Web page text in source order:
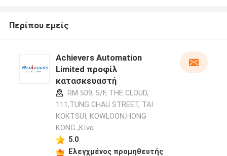
Περίπου εμείς
Achievers Automation
Limited προφίλ
κατασκευαστή
RM 509, 5/F, THE CLOUD,
111,TUNG CHAU STREET, TAI
KOKTSUI, KOWLOON,HONG
KONG ,Κίνα
5.0
Ελεγχμένος προμηθευτής